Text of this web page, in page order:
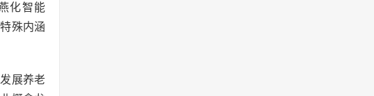
化智能
殊内涵
展养老